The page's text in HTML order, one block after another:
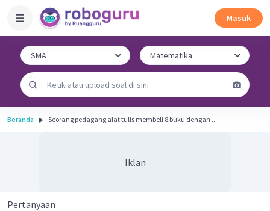
Masuk
Beranda Seorang pedagang alat tulis membeli 8 buku dengan ...
Iklan
Pertanyaan